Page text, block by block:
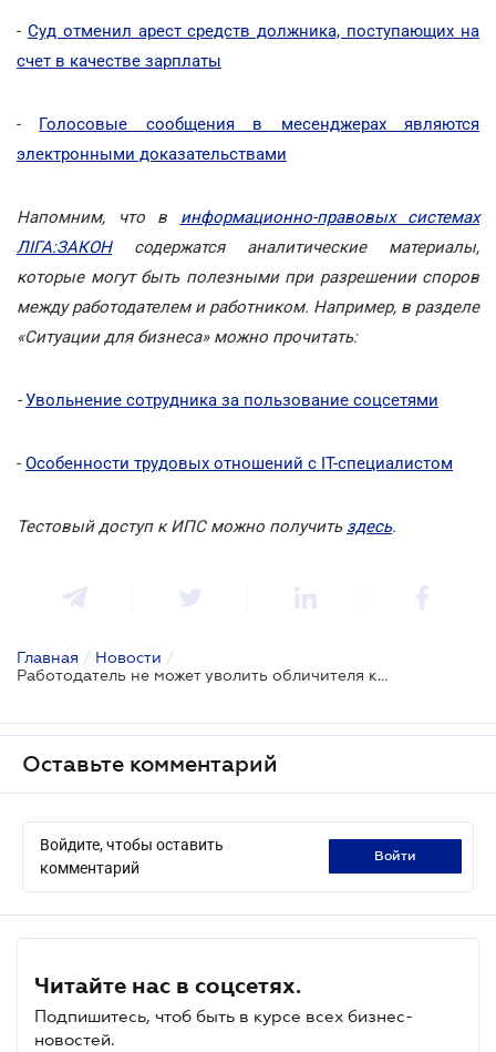
- Суд отменил арест средств должника, поступающих на
счет в качестве зарплаты
- Голосовые сообщения в месенджерах являются
электронными доказательствами
Напомним, что в информационно-правовых системах
ЛІГА:ЗАКОНсодержатся аналитические материалы,
которые могут быть полезными при разрешении споров
между работодателем и работником. Например, в разделе
«Ситуации для бизнеса» можно прочитать:
- Увольнение сотрудника за пользование соцсетями
- Особенности трудовых отношений с ІТ-специалистом
Тестовый доступ к ИПС можно получить здесь.
Главная / Новости /
Работодатель не может уволить обличителя коррупционного правонарушения
Оставьте комментарий
Войдите, чтобы оставить
комментарий
войти
Читайте нас в соцсетях.
Подпишитесь, чтоб быть в курсе всех бизнес-
новостей.